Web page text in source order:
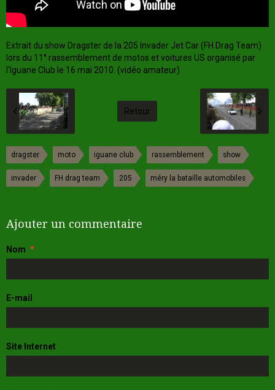
Extrait du show Dragster de la 205 Invader Jet Car (FH Drag Team)
lors du 11° rassemblement de motos et voitures US organisé par
l'Iguane Club le 16 mai 2010. (vidéo amateur)
Retour
dragster moto iguane club rassemblement show
invader FH drag team 205 méry la bataille automobiles
Ajouter un commentaire
Nom
E-mail
Site Internet